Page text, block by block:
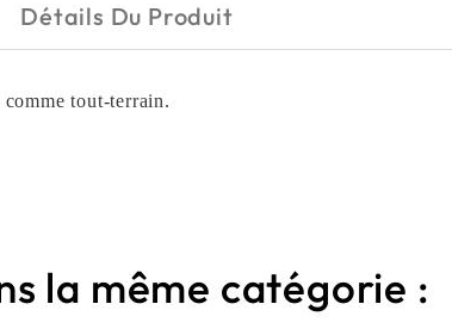
Détails Du Produit
tout-terrain.
la même catégorie :